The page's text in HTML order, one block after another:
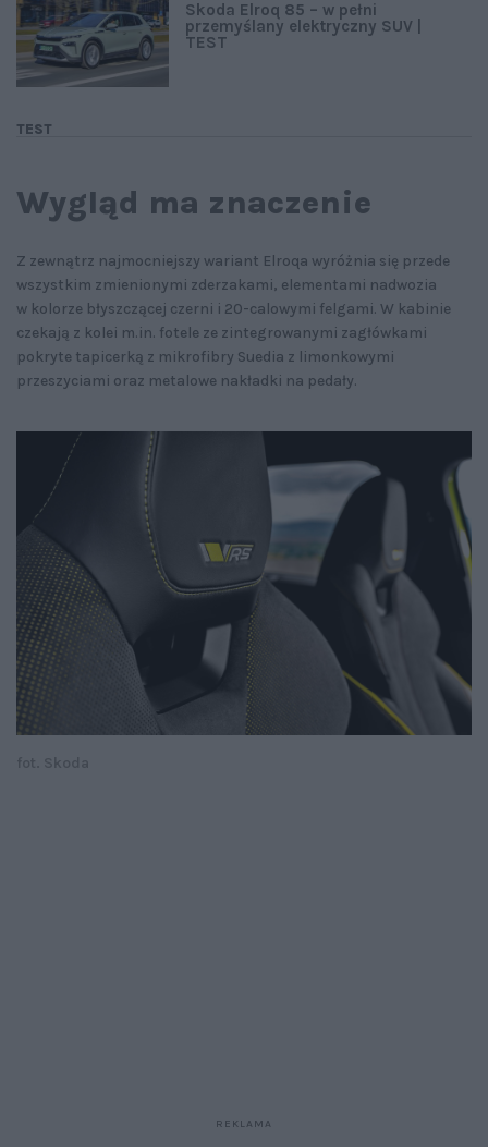
TEST
Skoda Elroq 85 – w pełni
przemyślany elektryczny SUV |
TEST
Wygląd ma znaczenie
Z zewnątrz najmocniejszy wariant Elroqa wyróżnia się przede
wszystkim zmienionymi zderzakami, elementami nadwozia
w kolorze błyszczącej czerni i 20-calowymi felgami. W kabinie
czekają z kolei m.in. fotele ze zintegrowanymi zagłówkami
pokryte tapicerką z mikrofibry Suedia z limonkowymi
przeszyciami oraz metalowe nakładki na pedały.